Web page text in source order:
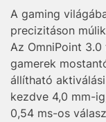
A gaming
precizitáson
Az OmniPoint
gamerek
állítható
kezdve 4,0 mm-
0,54 ms-os